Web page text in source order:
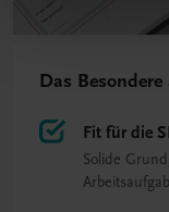
Das
Fit für die
Solide